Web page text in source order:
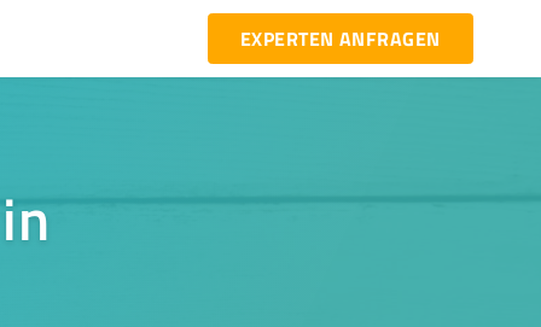
EXPERTEN ANFRAGEN